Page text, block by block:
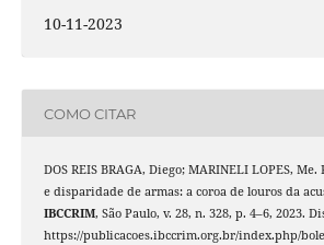
10-11-2023
COMO CITAR
DOS REIS BRAGA, Diego; MARINELI LOPES,
e disparidade de armas: a coroa de louros da
IBCCRIM, São Paulo, v. 28, n. 328, p. 4–6, 2023.
https://publicacoes.ibccrim.org.br/index.php/